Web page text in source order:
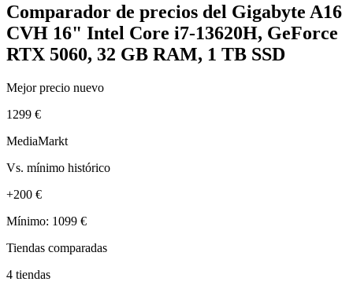
Comparador de precios del Gigabyte A16
CVH 16" Intel Core i7-13620H, GeForce
RTX 5060, 32 GB RAM, 1 TB SSD
Mejor precio nuevo
1299 €
MediaMarkt
Vs. mínimo histórico
+200 €
Mínimo: 1099 €
Tiendas comparadas
4 tiendas